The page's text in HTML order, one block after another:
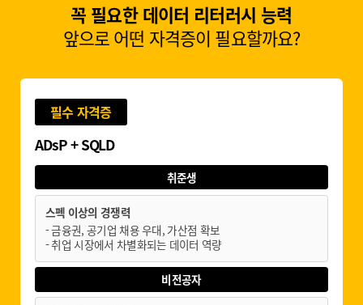
꼭 필요한 데이터 리터러시 능력
앞으로 어떤 자격증이 필요할까요?
필수 자격증
ADsP + SQLD
취준생
스펙 이상의 경쟁력
- 금융권, 공기업 채용 우대, 가산점 확보
- 취업 시장에서 차별화되는 데이터 역량
비전공자